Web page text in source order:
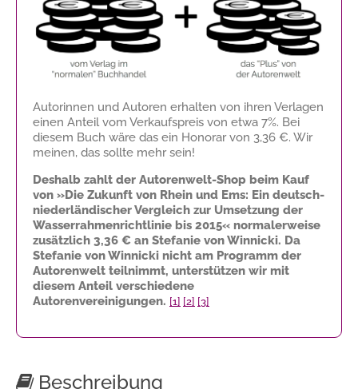
Autorinnen und Autoren erhalten von ihren Verlagen
einen Anteil vom Verkaufspreis von etwa 7%. Bei
diesem Buch wäre das ein Honorar von 3,36 €. Wir
meinen, das sollte mehr sein!
Deshalb zahlt der Autorenwelt-Shop beim Kauf
von »Die Zukunft von Rhein und Ems: Ein deutsch-
niederländischer Vergleich zur Umsetzung der
Wasserrahmenrichtlinie bis 2015« normalerweise
zusätzlich 3,36 € an Stefanie von Winnicki. Da
Stefanie von Winnicki nicht am Programm der
Autorenwelt teilnimmt, unterstützen wir mit
diesem Anteil verschiedene
Autorenvereinigungen. [1] [2] [3]
Beschreibung